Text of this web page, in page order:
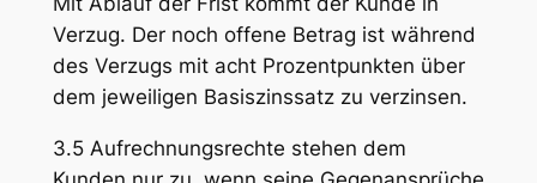
Verzug. Der noch offene Betrag ist während
des Verzugs mit acht Prozentpunkten über
dem jeweiligen Basiszinssatz zu verzinsen.
3.5 Aufrechnungsrechte stehen dem